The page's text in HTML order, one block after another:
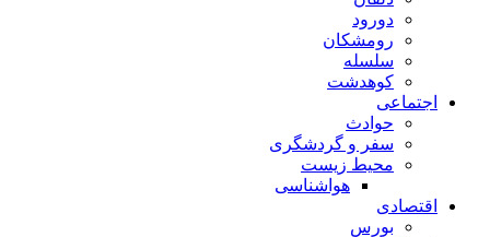
دورود
رومشکان
سلسله
کوهدشت
اجتماعی
حوادث
سفر و گردشگری
محیط زیست
هواشناسی
اقتصادی
بورس